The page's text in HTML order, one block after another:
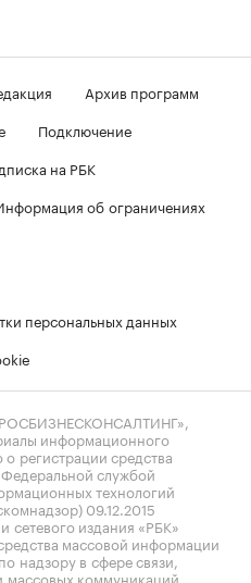
Архив программ
Подключение
на РБК
об ограничениях
персональных данных
информационного
о регистрации средства
службой
технологий
09.12.2015
издания «РБК»
массовой информации
надзору в сфере связи,
массовых коммуникаций